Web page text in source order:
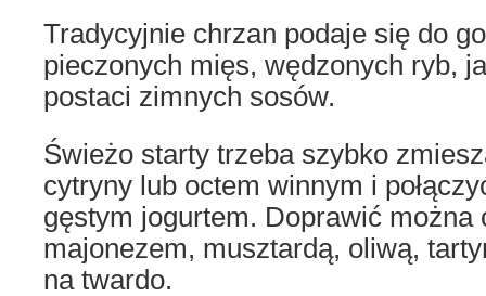
Tradycyjnie chrzan podaje się do
pieczonych mięs, wędzonych ryb,
postaci zimnych sosów.
Świeżo starty trzeba szybko
cytryny lub octem winnym i
gęstym jogurtem. Doprawić można
majonezem, musztardą, oliwą,
na twardo.